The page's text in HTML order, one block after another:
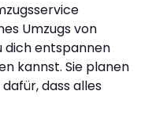
Umzugs von
dich entspannen
kannst. Sie planen
dass alles